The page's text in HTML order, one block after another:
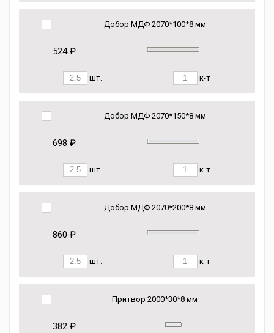
Добор МДФ 2070*100*8 мм
524 ₽
шт. к-т
Добор МДФ 2070*150*8 мм
698 ₽
шт. к-т
Добор МДФ 2070*200*8 мм
860 ₽
шт. к-т
Притвор 2000*30*8 мм
382 ₽